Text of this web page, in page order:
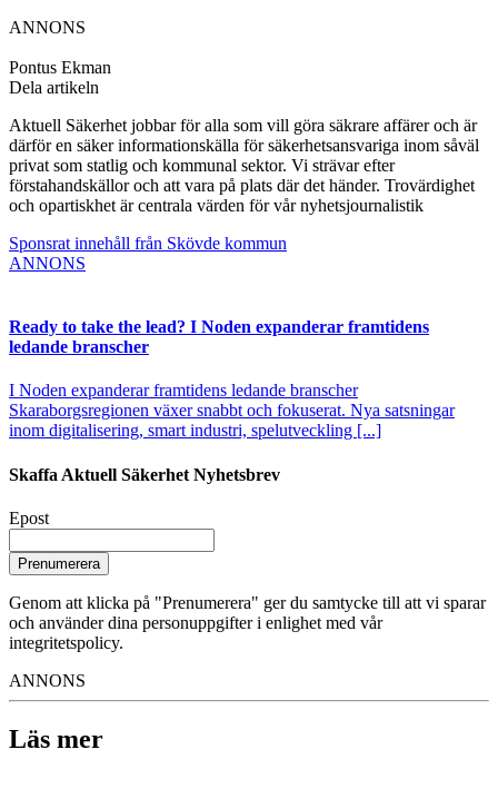
ANNONS
Pontus Ekman
Dela artikeln
Aktuell Säkerhet jobbar för alla som vill göra säkrare affärer och är
därför en säker informationskälla för säkerhetsansvariga inom såväl
privat som statlig och kommunal sektor. Vi strävar efter
förstahandskällor och att vara på plats där det händer. Trovärdighet
och opartiskhet är centrala värden för vår nyhetsjournalistik
Sponsrat innehåll från Skövde kommun
ANNONS
Ready to take the lead? I Noden expanderar framtidens
ledande branscher
I Noden expanderar framtidens ledande branscher
Skaraborgsregionen växer snabbt och fokuserat. Nya satsningar
inom digitalisering, smart industri, spelutveckling [...]
Skaffa Aktuell Säkerhet Nyhetsbrev
Epost
Prenumerera
Genom att klicka på "Prenumerera" ger du samtycke till att vi sparar
och använder dina personuppgifter i enlighet med vår
integritetspolicy.
ANNONS
Läs mer